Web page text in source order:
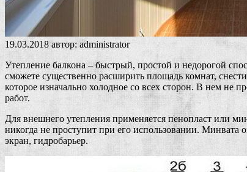
19.03.2018автор: administrator
Утепление балкона – быстрый, простой и недорогой
сможете существенно расширить площадь комнат,
которое изначально холодное со всех сторон. В нем не
работ.
Для внешнего утепления применяется пенопласт или
никогда не проступит при его использовании. Минвата
экран, гидробарьер.